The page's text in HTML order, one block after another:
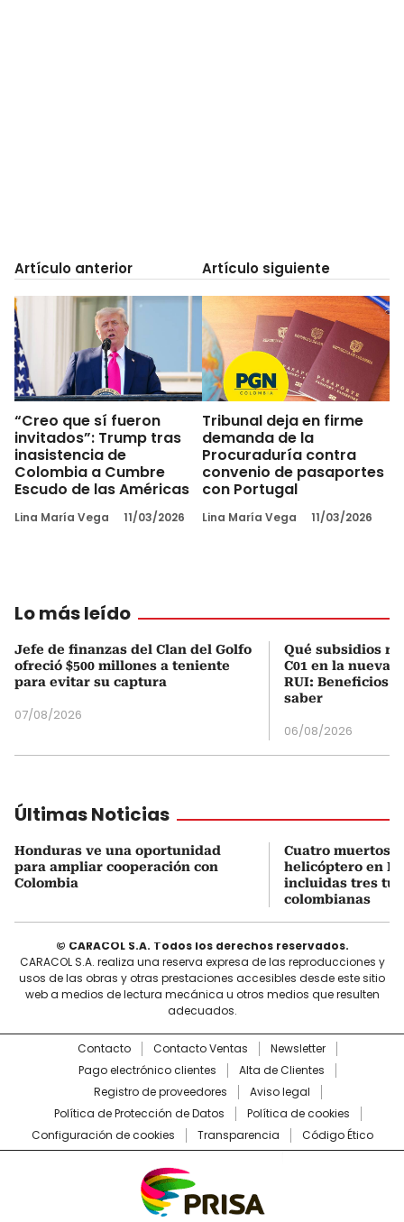
Artículo anterior
“Creo que sí fueron
invitados”: Trump tras
inasistencia de
Colombia a Cumbre
Escudo de las Américas
Lina María Vega 11/03/2026
Artículo siguiente
Tribunal deja en firme
demanda de la
Procuraduría contra
convenio de pasaportes
con Portugal
Lina María Vega 11/03/2026
Lo más leído
Jefe de finanzas del Clan del Golfo
ofreció $500 millones a teniente
para evitar su captura
07/08/2026
Qué subsidios
C01 en la nueva
RUI: Beneficios
saber
06/08/2026
Últimas Noticias
Honduras ve una oportunidad
para ampliar cooperación con
Colombia
Cuatro muertos
helicóptero en
incluidas tres
colombianas
© CARACOL S.A. Todos los derechos reservados.
CARACOL S.A. realiza una reserva expresa de las reproducciones y
usos de las obras y otras prestaciones accesibles desde este sitio
web a medios de lectura mecánica u otros medios que resulten
adecuados.
Contacto Contacto Ventas
Newsletter
Pago electrónico clientes
Alta de Clientes
Registro de proveedores
Aviso legal
Política de Protección de Datos
Política de cookies
Configuración de cookies
Transparencia Código Ético